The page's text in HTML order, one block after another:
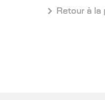
 Retour à la